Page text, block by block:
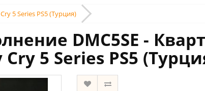
5 Series PS5 (Турция)
DMC5SE -
5 Series PS5